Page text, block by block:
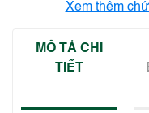
Xem thêm
MÔ TẢ CHI
TIẾT